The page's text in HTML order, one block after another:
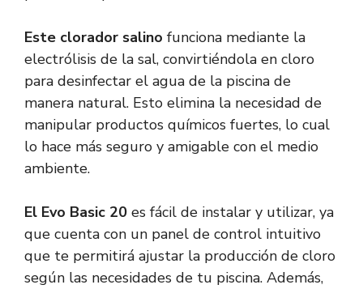
Este clorador salino funciona mediante la
electrólisis de la sal, convirtiéndola en cloro
para desinfectar el agua de la piscina de
manera natural. Esto elimina la necesidad de
manipular productos químicos fuertes, lo cual
lo hace más seguro y amigable con el medio
ambiente.
El Evo Basic 20 es fácil de instalar y utilizar, ya
que cuenta con un panel de control intuitivo
que te permitirá ajustar la producción de cloro
según las necesidades de tu piscina. Además,